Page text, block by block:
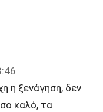
η ξενάγηση, δεν
καλό, τα